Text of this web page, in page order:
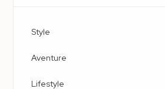
Style
Aventure
Lifestyle